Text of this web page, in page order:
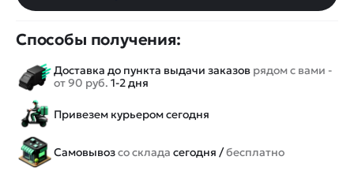
Способы получения:
Доставка до пункта выдачи заказов рядом с вами -
от 90 руб. 1-2 дня
Привезем курьером сегодня
Самовывозсо склада сегодня /бесплатно